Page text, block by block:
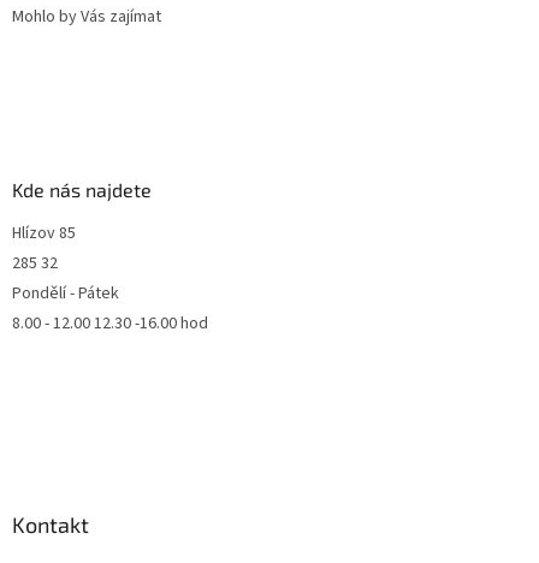
Mohlo by Vás zajímat
Kde nás najdete
Hlízov 85
285 32
Pondělí - Pátek
8.00 - 12.00 12.30 -16.00 hod
Kontakt